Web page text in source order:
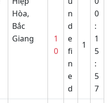
Hòa,
Bắc
Giang
1
0
n
d
e
fi
n
e
d
1
0
:
1
5
:
5
7